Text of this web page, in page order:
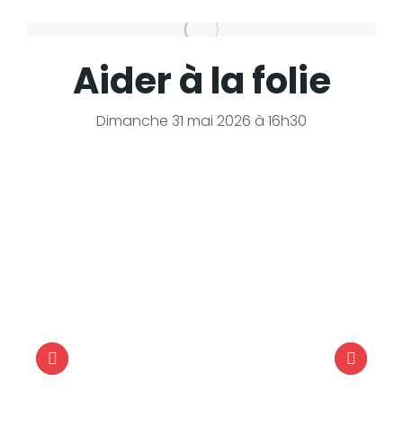
Aider à la folie
Dimanche 31 mai 2026 à 16h30